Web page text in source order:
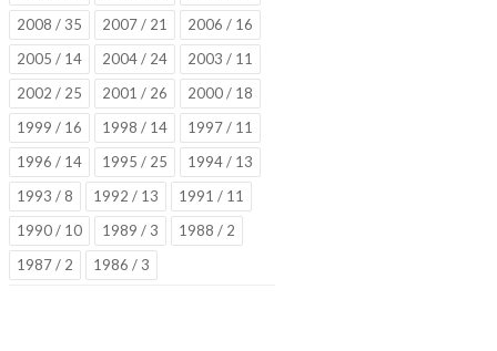
2008 / 35
2007 / 21
2006 / 16
2005 / 14
2004 / 24
2003 / 11
2002 / 25
2001 / 26
2000 / 18
1999 / 16
1998 / 14
1997 / 11
1996 / 14
1995 / 25
1994 / 13
1993 / 8
1992 / 13
1991 / 11
1990 / 10
1989 / 3
1988 / 2
1987 / 2
1986 / 3